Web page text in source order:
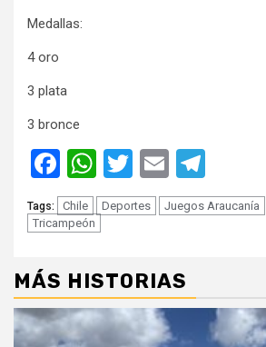
Medallas:
4 oro
3 plata
3 bronce
Facebook
WhatsApp
Twitter
Email
Tags: Chile Deportes Juegos Araucanía
Tricampeón
MÁS HISTORIAS